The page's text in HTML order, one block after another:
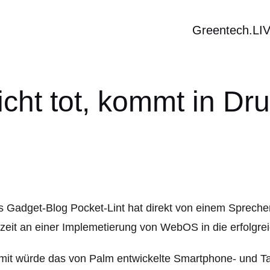
tot, kommt in
Gadget-Blog Pocket-Lint hat direkt von einem
an einer Implemetierung von WebOS in die
würde das von Palm entwickelte Smartphone- und